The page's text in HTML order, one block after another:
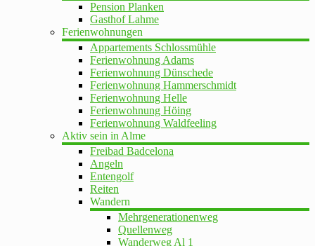
Pension Planken
Gasthof Lahme
Ferienwohnungen
Appartements Schlossmühle
Ferienwohnung Adams
Ferienwohnung Dünschede
Ferienwohnung Hammerschmidt
Ferienwohnung Helle
Ferienwohnung Höing
Ferienwohnung Waldfeeling
Aktiv sein in Alme
Freibad Badcelona
Angeln
Entengolf
Reiten
Wandern
Mehrgenerationenweg
Quellenweg
Wanderweg Al 1